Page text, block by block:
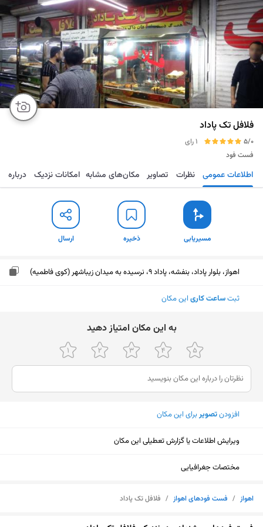
فلافل تک پاداد
5/0
1 رای
فست فود
مسیریابی ذخیره ارسال اطلاعات عمومی نظرات تصاویر مکان‌های مشابه امکانات نزدیک درباره
مسیریابی ذخیره ارسال
اهواز، بلوار پاداد، بنفشه، پاداد 9، نرسیده به میدان زیباشهر (کوی فاطمیه)
ثبتساعت کاری این مکان
ﺑﻪ اﯾﻦ ﻣﮑﺎن اﻣﺘﯿﺎز دﻫﯿﺪ
افزودنتصویربرای این مکان
ویرایش اطلاعات یا گزارش تعطیلی این مکان
مختصات جغرافیایی
اهواز / فست فودهای اهواز / فلافل تک پاداد